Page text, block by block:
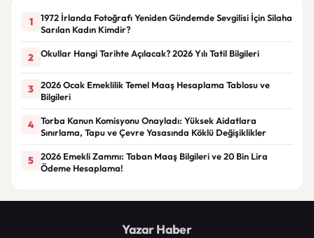
1
1972 İrlanda Fotoğrafı Yeniden Gündemde Sevgilisi İçin Silaha
Sarılan Kadın Kimdir?
2 Okullar Hangi Tarihte Açılacak? 2026 Yılı Tatil Bilgileri
3
2026 Ocak Emeklilik Temel Maaş Hesaplama Tablosu ve
Bilgileri
4
Torba Kanun Komisyonu Onayladı: Yüksek Aidatlara
Sınırlama, Tapu ve Çevre Yasasında Köklü Değişiklikler
5
2026 Emekli Zammı: Taban Maaş Bilgileri ve 20 Bin Lira
Ödeme Hesaplama!
Yazar Haber